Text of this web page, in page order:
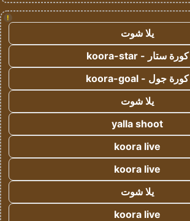
!
يلا شوت
كورة ستار - koora-star
كورة جول - koora-goal
يلا شوت
yalla shoot
koora live
koora live
يلا شوت
koora live